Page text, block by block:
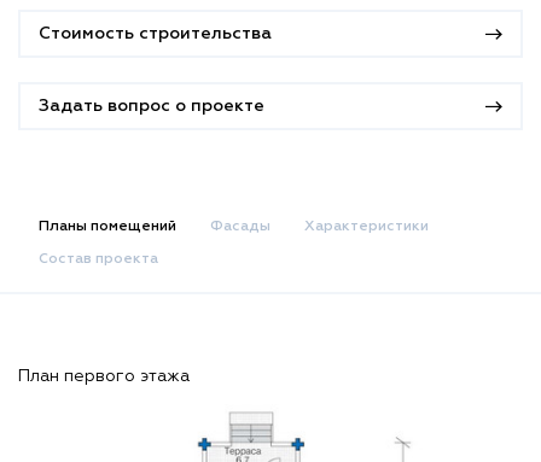
Стоимость строительства
Задать вопрос о проекте
Планы помещений Фасады Характеристики
Состав проекта
План первого этажа